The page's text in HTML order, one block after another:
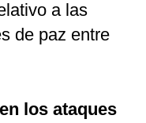
a las
de paz entre
los ataques